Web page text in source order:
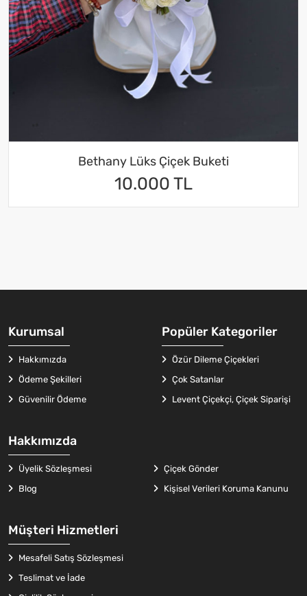
Bethany Lüks Çiçek Buketi
10.000 TL
Kurumsal
Hakkımızda
Ödeme Şekilleri
Güvenilir Ödeme
Popüler Kategoriler
Özür Dileme Çiçekleri
Çok Satanlar
Levent Çiçekçi, Çiçek Siparişi
Müşteri Hizmetleri
Mesafeli Satış Sözleşmesi
Teslimat ve İade
Hakkımızda
Üyelik Sözleşmesi
Çiçek Gönder
Blog
Kişisel Verileri Koruma Kanunu